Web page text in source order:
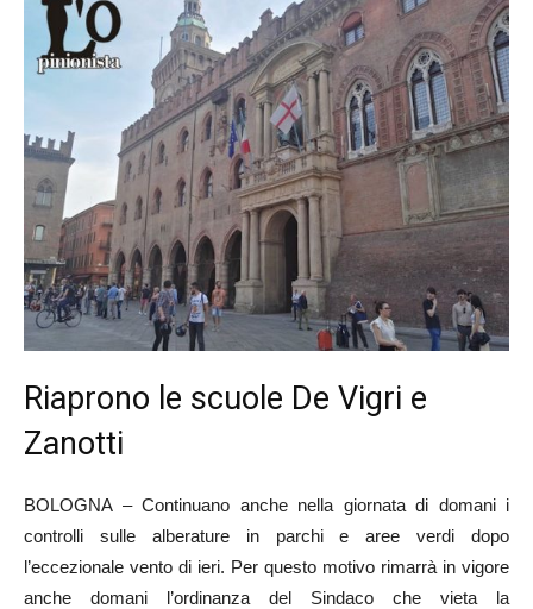
Riaprono le scuole De Vigri e
Zanotti
BOLOGNA – Continuano anche nella giornata di domani i
controlli sulle alberature in parchi e aree verdi dopo
l’eccezionale vento di ieri. Per questo motivo rimarrà in vigore
anche domani l’ordinanza del Sindaco che vieta la